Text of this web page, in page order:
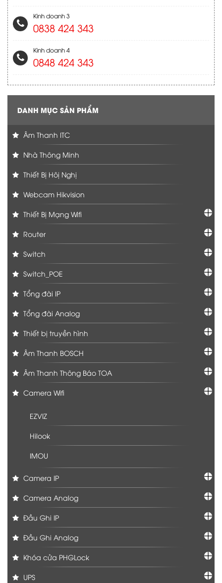
Kinh doanh 3
0838 424 343
Kinh doanh 4
0848 424 343
DANH MỤC SẢN PHẨM
Âm Thanh ITC
Nhà Thông Minh
Thiết Bị Hôị Nghị
Webcam Hikvision
Thiết Bị Mạng Wifi
Router
Switch
Switch_POE
Tổng đài IP
Tổng đài Analog
Thiết bị truyền hình
Âm Thanh BOSCH
Âm Thanh Thông Báo TOA
Camera Wifi
EZVIZ
Hilook
IMOU
Camera IP
Camera Analog
Đầu Ghi IP
Đầu Ghi Analog
Khóa cửa PHGLock
UPS